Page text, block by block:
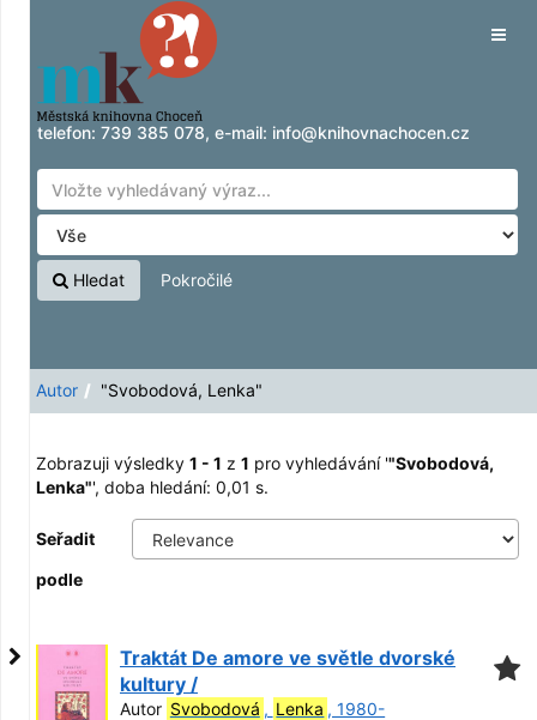
Zobrazuji výsledky1 - 1z
Přeskočit na obsah
telefon: 739 385 078, e-mail: info@knihovnachocen.cz
Hledat Pokročilé
Autor "Svobodová, Lenka"
Zobrazuji výsledky 1 - 1 z 1 pro vyhledávání '"Svobodová,
Lenka"', doba hledání: 0,01 s.
Seřadit
podle
Traktát De amore ve světle dvorské
kultury /
Autor Svobodová , Lenka , 1980-